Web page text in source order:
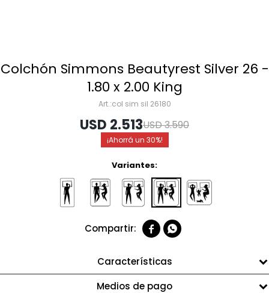
Colchón Simmons Beautyrest Silver 26 -
1.80 x 2.00 King
col sim sil 26180
USD 2.513USD3.590
30
Variantes:
 
Características
Medios de pago